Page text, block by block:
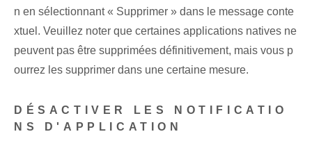
n en sélectionnant « Supprimer » dans le message conte
xtuel. Veuillez noter que certaines applications natives ne
peuvent pas être supprimées définitivement, mais vous p
ourrez les supprimer dans une certaine mesure.
DÉSACTIVER LES NOTIFICATIO
NS D'APPLICATION